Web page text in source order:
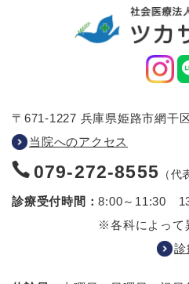
〒671-1227 兵庫県姫路市網干
当院へのアクセス
079-272-8555 （代
診療受付時間：8:00～11:30
※各科によって
診